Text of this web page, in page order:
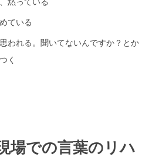
黙っている
ている
われる。聞いてないんですか？とか
く
場での言葉のリハ